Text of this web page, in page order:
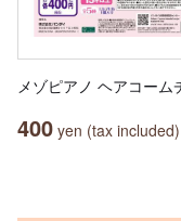
メゾピアノ ヘアコーム
400 yen (tax included)